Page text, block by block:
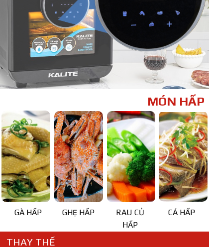
MÓN HẤP
GÀ HẤP GHẸ HẤP
RAU CỦ
HẤP
CÁ HẤP
THAY THẾ